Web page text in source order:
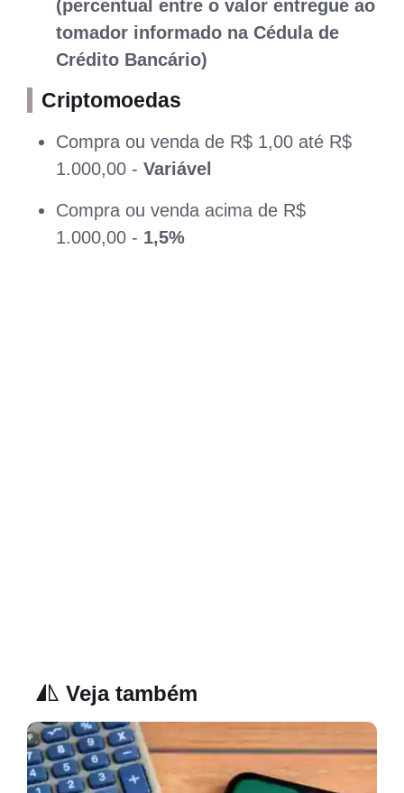
(percentual entre o valor entregue ao
tomador informado na Cédula de
Crédito Bancário)
Criptomoedas
Compra ou venda de R$ 1,00 até R$
1.000,00 - Variável
Compra ou venda acima de R$
1.000,00 - 1,5%
Veja também